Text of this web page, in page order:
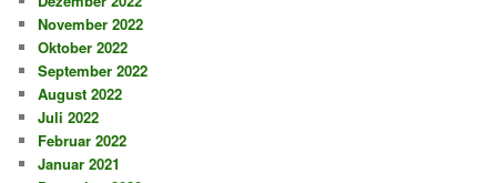
November 2022
Oktober 2022
September 2022
August 2022
Juli 2022
Februar 2022
Januar 2021